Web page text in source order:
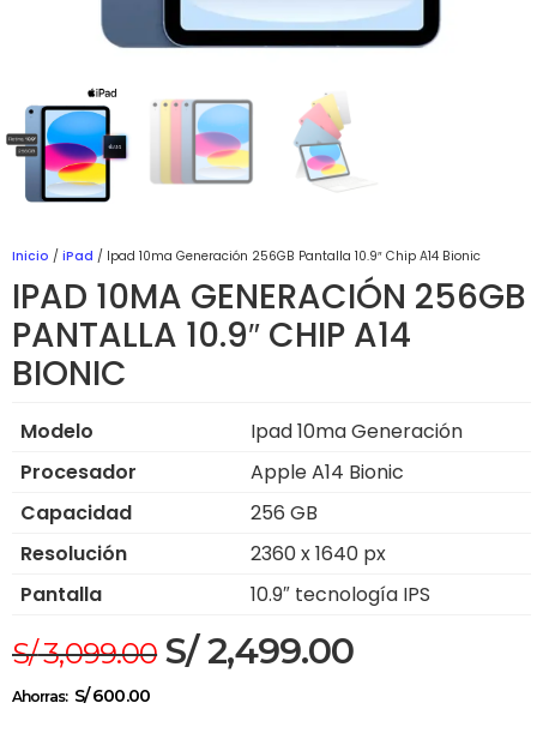
Inicio / iPad / Ipad 10ma Generación 256GB Pantalla 10.9″ Chip A14 Bionic
IPAD 10MA GENERACIÓN 256GB
PANTALLA 10.9″ CHIP A14
BIONIC
Modelo
Ipad 10ma Generación
Procesador
Apple A14 Bionic
Capacidad
256 GB
Resolución
2360 x 1640 px
Pantalla
10.9″ tecnología IPS
S/3,099.00 S/2,499.00
Ahorras: S/600.00